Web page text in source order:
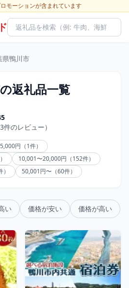
モーションが含まれています
県鴨川市
返礼品一覧
件のレビュー）
円（1件）
10,001〜20,000円（152件）
50,001円〜（60件）
い 価格が安い 価格が高い